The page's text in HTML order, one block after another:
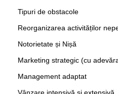
Tipuri de obstacole
Reorganizarea activităților
Notorietate și Nișă
Marketing strategic (cu
Management adaptat